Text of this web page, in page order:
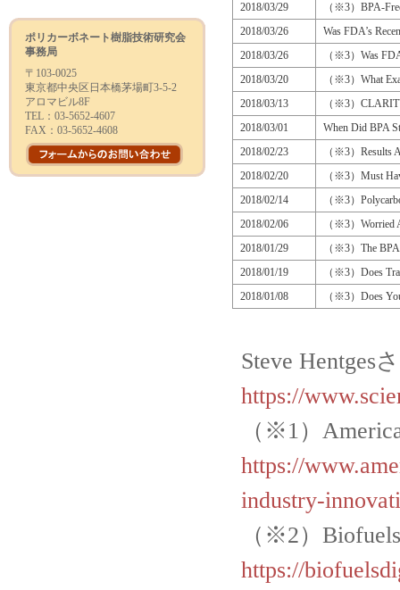
ポリカーボネート樹脂技術研究会
事務局
〒103-0025
東京都中央区日本橋茅場町3-5-2
アロマビル8F
TEL：03-5652-4607
FAX：03-5652-4608
2018/03/29
（※3）BPA-
2018/03/26
Was FDA’s
2018/03/26
（※3）Was
2018/03/20
（※3）What
2018/03/13
（※3）
2018/03/01
When Did BPA
2018/02/23
（※3）Results
2018/02/20
（※3）Must
2018/02/14
（※3）
2018/02/06
（※3）Worried
2018/01/29
（※3）The
2018/01/19
（※3）Does
2018/01/08
（※3）Does
Steve
https://
（※1）
https://
industry-
（※2）
https://